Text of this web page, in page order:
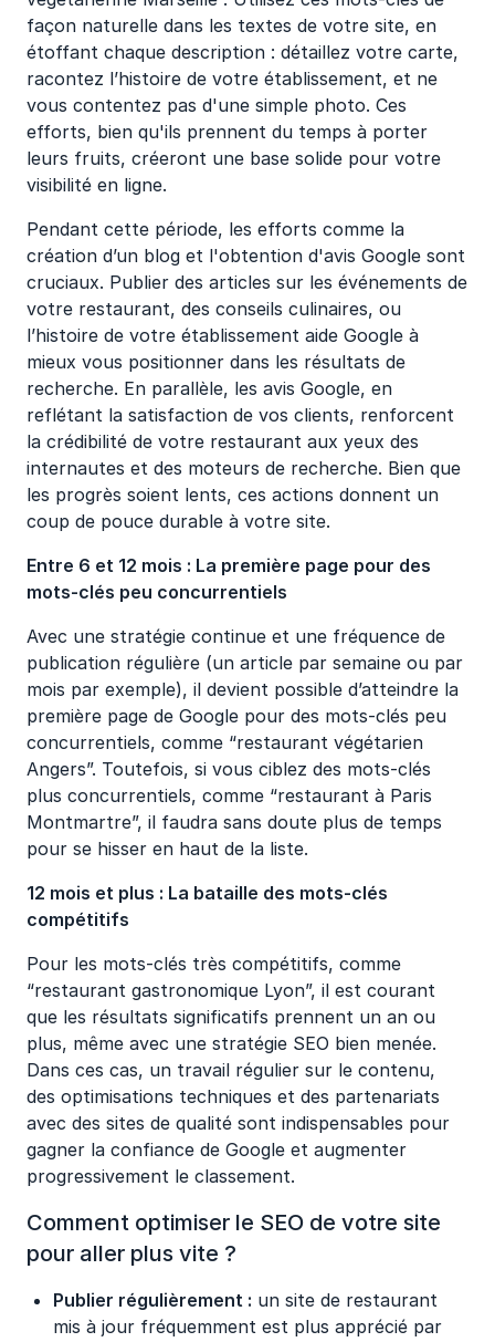
façon naturelle dans les textes de votre site, en
étoffant chaque description : détaillez votre carte,
racontez l’histoire de votre établissement, et ne
vous contentez pas d'une simple photo. Ces
efforts, bien qu'ils prennent du temps à porter
leurs fruits, créeront une base solide pour votre
visibilité en ligne.
Pendant cette période, les efforts comme la
création d’un blog et l'obtention d'avis Google sont
cruciaux. Publier des articles sur les événements de
votre restaurant, des conseils culinaires, ou
l’histoire de votre établissement aide Google à
mieux vous positionner dans les résultats de
recherche. En parallèle, les avis Google, en
reflétant la satisfaction de vos clients, renforcent
la crédibilité de votre restaurant aux yeux des
internautes et des moteurs de recherche. Bien que
les progrès soient lents, ces actions donnent un
coup de pouce durable à votre site.
Entre 6 et 12 mois : La première page pour des
mots-clés peu concurrentiels
Avec une stratégie continue et une fréquence de
publication régulière (un article par semaine ou par
mois par exemple), il devient possible d’atteindre la
première page de Google pour des mots-clés peu
concurrentiels, comme “restaurant végétarien
Angers”. Toutefois, si vous ciblez des mots-clés
plus concurrentiels, comme “restaurant à Paris
Montmartre”, il faudra sans doute plus de temps
pour se hisser en haut de la liste.
12 mois et plus : La bataille des mots-clés
compétitifs
Pour les mots-clés très compétitifs, comme
“restaurant gastronomique Lyon”, il est courant
que les résultats significatifs prennent un an ou
plus, même avec une stratégie SEO bien menée.
Dans ces cas, un travail régulier sur le contenu,
des optimisations techniques et des partenariats
avec des sites de qualité sont indispensables pour
gagner la confiance de Google et augmenter
progressivement le classement.
Comment optimiser le SEO de votre site
pour aller plus vite ?
Publier régulièrement : un site de restaurant
mis à jour fréquemment est plus apprécié par